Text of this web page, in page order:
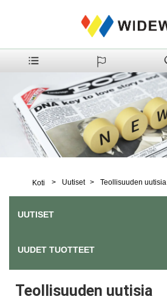
Koti > Uutiset > Teollisuuden uutisia
UUTISET
UUDET TUOTTEET
Teollisuuden uutisia